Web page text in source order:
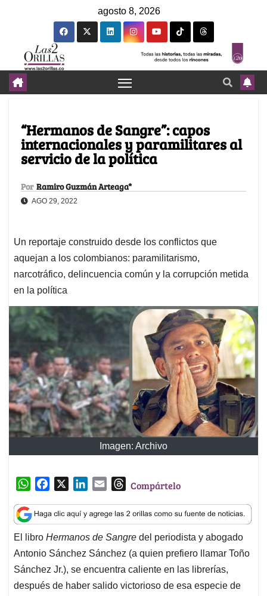
agosto 8, 2026
“Hermanos de Sangre”: capos
internacionales y paramilitares al
servicio de la política
Por Ramiro Guzmán Arteaga*
AGO 29, 2022
Un reportaje construido desde los conflictos que
aquejan a los colombianos: paramilitarismo,
narcotráfico, delincuencia común y la corrupción metida
en la política
Imagen: Archivo
W
a
t
s
A
p
p
c
e
b
o
o
k
n
k
e
d
I
n
a
i
l
T
r
e
a
d
s
Compártelo
El libro Hermanos de Sangre del periodista y abogado
Antonio Sánchez Sánchez (a quien prefiero llamar Toño
Sánchez Jr.), se encuentra caliente en las librerías,
después de haber salido victorioso de esa especie de